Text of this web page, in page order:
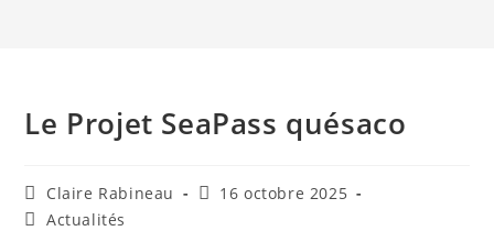
Le Projet SeaPass quésaco
Claire Rabineau
16 octobre 2025
Actualités